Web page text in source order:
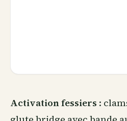
Activation fessiers :